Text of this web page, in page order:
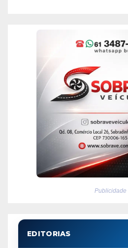
Publicidade